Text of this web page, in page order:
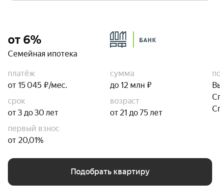
от 6%
Семейная ипотека
платёж
от 15 045 ₽/мес.
сумма
до 12 млн ₽
срок
от 3 до 30 лет
возраст
от 21 до 75 лет
первый взнос
от 20,01%
Подобрать квартиру